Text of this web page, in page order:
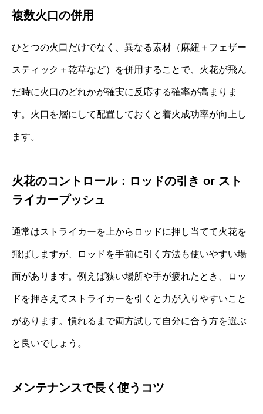
複数火口の併用
ひとつの火口だけでなく、異なる素材（麻紐＋フェザー
スティック＋乾草など）を併用することで、火花が飛ん
だ時に火口のどれかが確実に反応する確率が高まりま
す。火口を層にして配置しておくと着火成功率が向上し
ます。
火花のコントロール：ロッドの引き or スト
ライカープッシュ
通常はストライカーを上からロッドに押し当てて火花を
飛ばしますが、ロッドを手前に引く方法も使いやすい場
面があります。例えば狭い場所や手が疲れたとき、ロッ
ドを押さえてストライカーを引くと力が入りやすいこと
があります。慣れるまで両方試して自分に合う方を選ぶ
と良いでしょう。
メンテナンスで長く使うコツ